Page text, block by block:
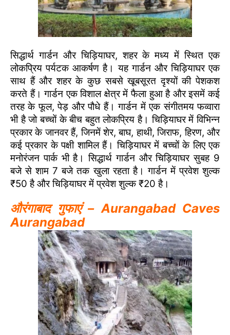
सिद्धार्थ गार्डन और चिड़ियाघर, शहर के मध्य में स्थित एक
लोकप्रिय पर्यटक आकर्षण है। यह गार्डन और चिड़ियाघर एक
साथ हैं और शहर के कुछ सबसे खूबसूरत दृश्यों की पेशकश
करते हैं। गार्डन एक विशाल क्षेत्र में फैला हुआ है और इसमें कई
तरह के फूल, पेड़ और पौधे हैं। गार्डन में एक संगीतमय फव्वारा
भी है जो बच्चों के बीच बहुत लोकप्रिय है। चिड़ियाघर में विभिन्न
प्रकार के जानवर हैं, जिनमें शेर, बाघ, हाथी, जिराफ, हिरण, और
कई प्रकार के पक्षी शामिल हैं। चिड़ियाघर में बच्चों के लिए एक
मनोरंजन पार्क भी है। सिद्धार्थ गार्डन और चिड़ियाघर सुबह 9
बजे से शाम 7 बजे तक खुला रहता है। गार्डन में प्रवेश शुल्क
₹50 है और चिड़ियाघर में प्रवेश शुल्क ₹20 है।
औरंगाबाद गुफाएं – Aurangabad Caves
Aurangabad